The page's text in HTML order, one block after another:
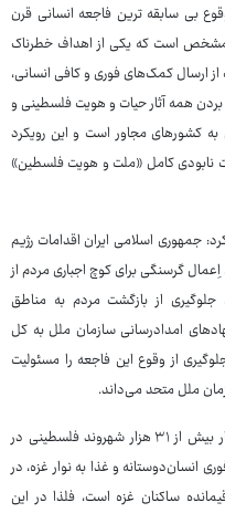
بی سابقه ترین فاجعه انسانی قرن
مشخص است که یکی از اهداف خطرناک
ارسال کمک‌های فوری و کافی انسانی،
همه آثار حیات و هویت فلسطینی و
به کشورهای مجاور است و این رویکرد
نابودی کامل «ملت و هویت فلسطین»
جمهوری اسلامی ایران اقدامات رژیم
گرسنگی برای کوچ اجباری مردم از
جلوگیری از بازگشت مردم به مناطق
امدادرسانی سازمان ملل به کل
از وقوع این فاجعه را مسئولیت
ملل متحد می‌داند.
امیرعبداللهیان افزود: رژیم اسرائیل پس از کشتار بیش از ۳۱ هزار شهروند فلسطینی در
انسان‌دوستانه و غذا به نوار غزه، در
ساکنان غزه است، فلذا در این